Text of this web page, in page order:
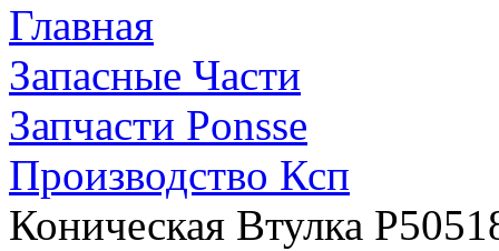
Главная
Запасные Части
Запчасти Ponsse
Производство Ксп
Коническая Втулка